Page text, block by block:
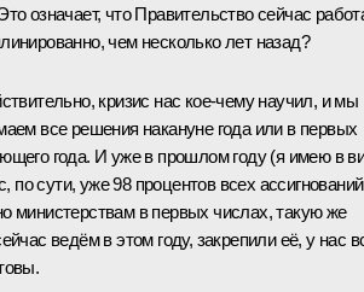
означает, что Правительство сейчас
чем несколько лет назад?
кризис нас кое‑чему научил, и мы
все решения накануне года или в первых
года. И уже в прошлом году (я имею в
по сути, уже 98 процентов всех ассигнований
министерствам в первых числах, такую же
ведём в этом году, закрепили её, у нас